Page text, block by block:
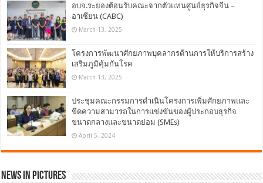
อบจ.ระยองต้อนรับคณะจากตัวแทนศูนย์ธุรกิจจีน –
อาเซียน (CABC)
March 13, 2025
โครงการพัฒนาศักยภาพบุคลากรด้านการให้บริการสร้าง
เสริมภูมิคุ้มกันโรค
March 13, 2025
ประชุมคณะกรรมการดำเนินโครงการเพิ่มศักยภาพและ
ขีดความสามารถในการแข่งขันของผู้ประกอบธุรกิจ
ขนาดกลางและขนาดย่อม (SMEs)
April 5, 2024
News in Pictures